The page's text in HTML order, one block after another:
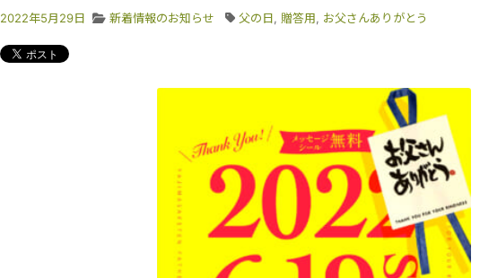
2022年5月29日 新着情報のお知らせ 父の日, 贈答用, お父さんありがとう